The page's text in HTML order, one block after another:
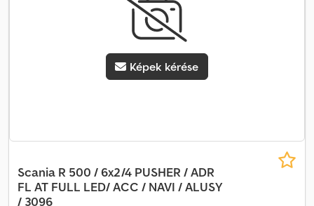
Képek kérése
Scania R 500 / 6x2/4 PUSHER / ADR
FL AT FULL LED/ ACC / NAVI / ALUSY
/ 3096